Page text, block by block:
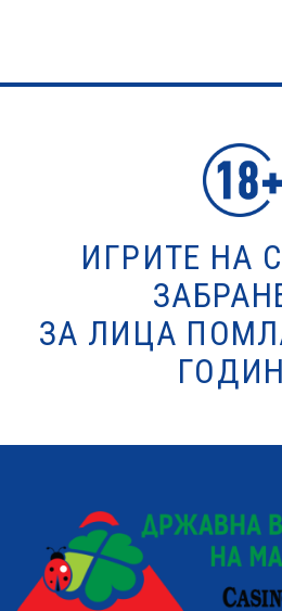
ИГРИТЕ НА
ЗА ЛИЦА